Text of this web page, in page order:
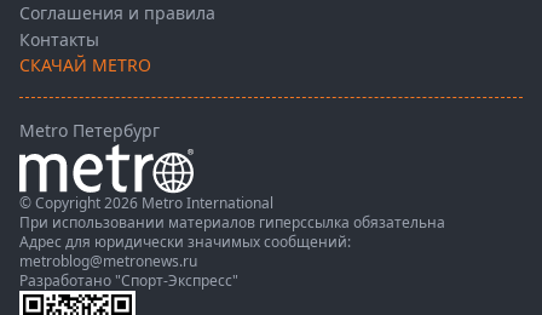
Соглашения и правила
Контакты
СКАЧАЙ METRO
Metro Петербург
© Copyright 2026 Metro International
При использовании материалов гиперссылка обязательна
Адрес для юридически значимых сообщений:
metroblog@metronews.ru
Разработано "Спорт-Экспресс"